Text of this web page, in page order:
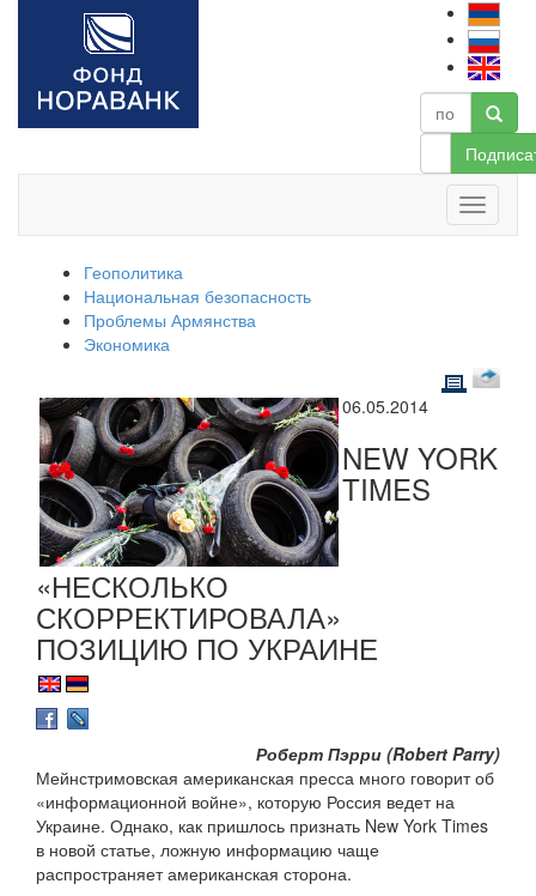
Геополитика
Национальная безопасность
Проблемы Армянства
Экономика
06.05.2014
NEW YORK
TIMES
«НЕСКОЛЬКО
СКОРРЕКТИРОВАЛА»
ПОЗИЦИЮ ПО УКРАИНЕ
Роберт Пэрри (Robert Parry)
Мейнстримовская американская пресса много говорит об
«информационной войне», которую Россия ведет на
Украине. Однако, как пришлось признать New York Times
в новой статье, ложную информацию чаще
распространяет американская сторона.